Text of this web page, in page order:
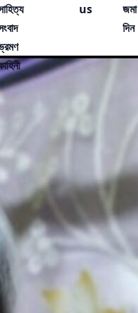
us
জমা
দিন